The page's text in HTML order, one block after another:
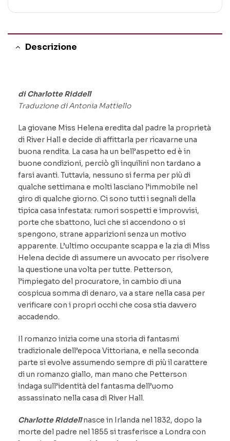
Descrizione
di Charlotte Riddell
Traduzione di Antonia Mattiello
La giovane Miss Helena eredita dal padre la proprietà
di River Hall e decide di affittarla per ricavarne una
buona rendita. La casa ha un bell’aspetto ed è in
buone condizioni, perciò gli inquilini non tardano a
farsi avanti. Tuttavia, nessuno si ferma per più di
qualche settimana e molti lasciano l’immobile nel
giro di qualche giorno. Ci sono tutti i segnali della
tipica casa infestata: rumori sospetti e improvvisi,
porte che sbattono, luci che si accendono o si
spengono, strane apparizioni senza un motivo
apparente. L’ultimo occupante scappa e la zia di Miss
Helena decide di assumere un avvocato per risolvere
la questione una volta per tutte. Petterson,
l’impiegato del procuratore, in cambio di una
cospicua somma di denaro, va a stare nella casa per
verificare con i propri occhi che cosa stia davvero
accadendo.
Il romanzo inizia come una storia di fantasmi
tradizionale dell’epoca Vittoriana, e nella seconda
parte si evolve assumendo sempre di più il carattere
di un romanzo giallo, man mano che Petterson
indaga sull’identità del fantasma dell’uomo
assassinato nella casa di River Hall.
Charlotte Riddellnasce in Irlanda nel 1832, dopo la
morte del padre nel 1855 si trasferisce a Londra con